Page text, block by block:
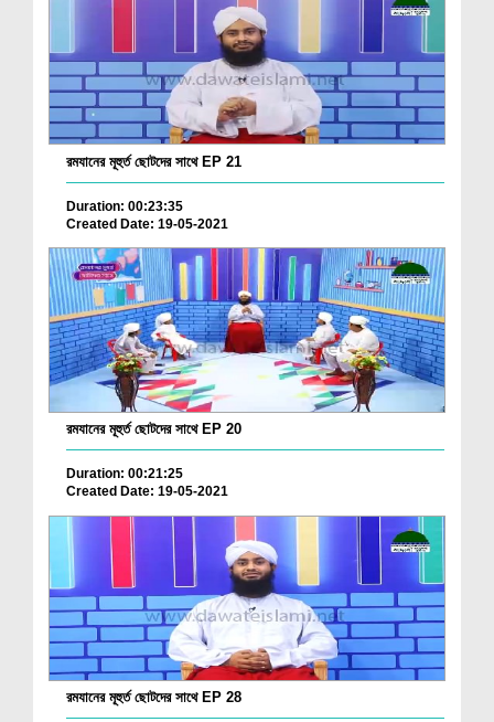
রমযানের মূহুর্ত ছোটদের সাথে EP 21
Duration: 00:23:35
Created Date: 19-05-2021
রমযানের মূহুর্ত ছোটদের সাথে EP 20
Duration: 00:21:25
Created Date: 19-05-2021
রমযানের মূহুর্ত ছোটদের সাথে EP 28